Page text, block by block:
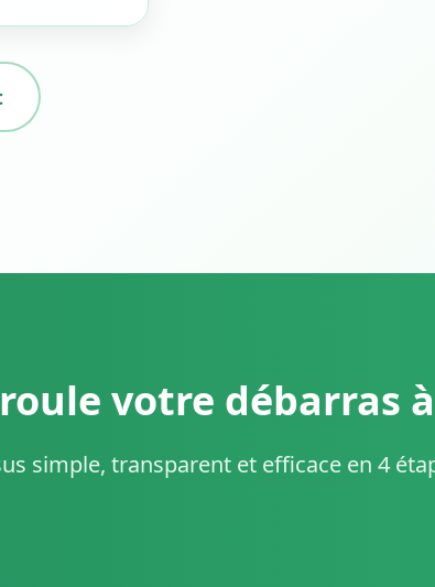
votre débarras
simple, transparent et efficace en 4